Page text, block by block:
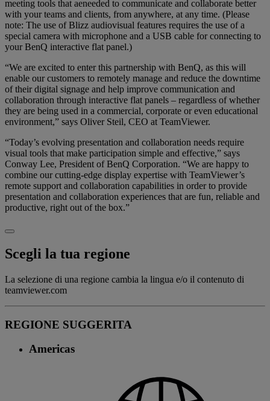
meeting tools that aeneeded to communicate and collaborate better
with your teams and clients, from anywhere, at any time. (Please
note: The use of Blizz audiovisual features requires the use of a
special camera with microphone and a USB cable for connecting to
your BenQ interactive flat panel.)
“We are excited to enter this partnership with BenQ, as this will
enable our customers to remotely manage and reduce the downtime
of their digital signage and help improve communication and
collaboration through interactive flat panels – regardless of whether
they are being used in a commercial, corporate or even educational
environment,” says Oliver Steil, CEO at TeamViewer.
“Today’s evolving presentation and collaboration needs require
visual tools that make participation simple and effective,” says
Conway Lee, President of BenQ Corporation. “We are happy to
combine our cutting-edge display expertise with TeamViewer’s
remote support and collaboration capabilities in order to provide
presentation and collaboration experiences that are fun, reliable and
productive, right out of the box.”
Scegli la tua regione
La selezione di una regione cambia la lingua e/o il contenuto di
teamviewer.com
REGIONE SUGGERITA
Americas